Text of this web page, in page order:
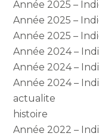
Année 2025 –
Année 2025 –
Année 2025 –
Année 2024 –
Année 2024 –
Année 2024 –
actualite
histoire
Année 2022 –